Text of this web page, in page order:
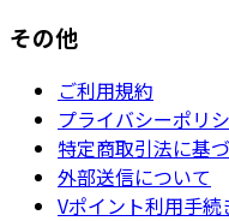
その他
ご利用規約
プライバシーポリ
特定商取引法に基
外部送信について
Vポイント利用手続